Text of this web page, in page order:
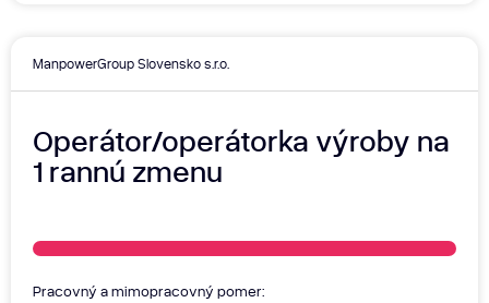
ManpowerGroup Slovensko s.r.o.
Operátor/operátorka výroby na
1 rannú zmenu
Pracovný a mimopracovný pomer: